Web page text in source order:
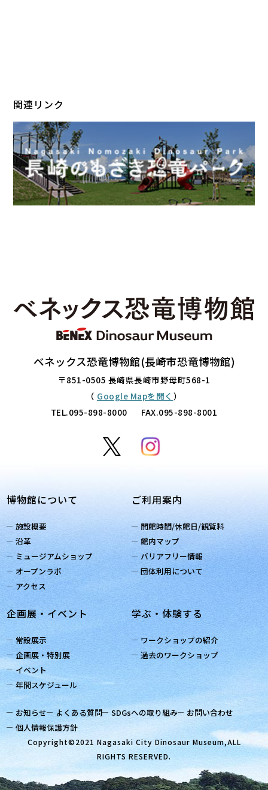
関連リンク
ベネックス恐竜博物館(長崎市恐竜博物館)
〒851-0505 長崎県長崎市野母町568-1
（ Google Mapを開く ）
TEL.095-898-8000 FAX.095-898-8001
博物館について
施設概要
沿革
ミュージアムショップ
オープンラボ
アクセス
ご利用案内
開館時間/休館日/観覧料
館内マップ
バリアフリー情報
団体利用について
企画展・イベント
常設展示
企画展・特別展
イベント
年間スケジュール
学ぶ・体験する
ワークショップの紹介
過去のワークショップ
お知らせ よくある質問 SDGsへの取り組み
お問い合わせ
個人情報保護方針
Copyright©2021 Nagasaki City Dinosaur Museum,ALL
RIGHTS RESERVED.